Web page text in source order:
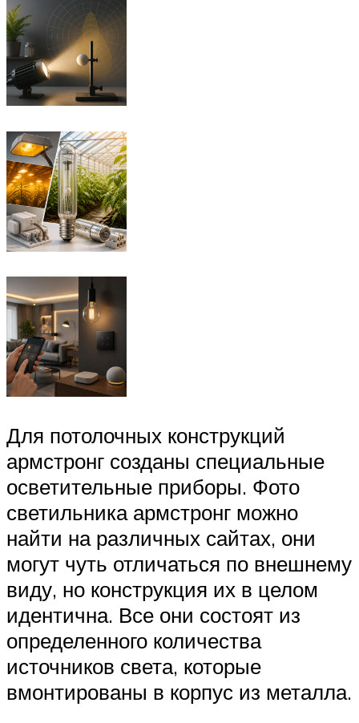
Для потолочных конструкций
армстронг созданы специальные
осветительные приборы. Фото
светильника армстронг можно
найти на различных сайтах, они
могут чуть отличаться по внешнему
виду, но конструкция их в целом
идентична. Все они состоят из
определенного количества
источников света, которые
вмонтированы в корпус из металла.